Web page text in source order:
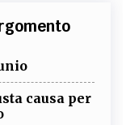
causa per